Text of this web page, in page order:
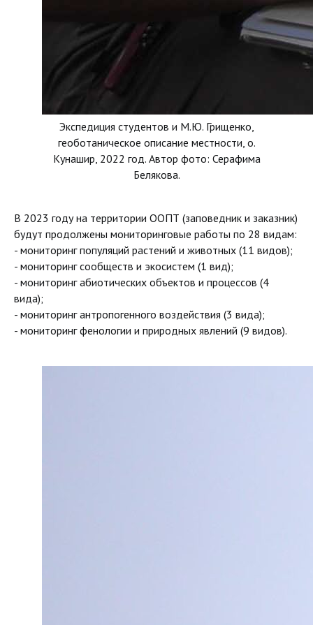
Экспедиция студентов и М.Ю. Грищенко,
геоботаническое описание местности, о.
Кунашир, 2022 год. Автор фото: Серафима
Белякова.
В 2023 году на территории ООПТ (заповедник и заказник)
будут продолжены мониторинговые работы по 28 видам:
- мониторинг популяций растений и животных (11 видов);
- мониторинг сообществ и экосистем (1 вид);
- мониторинг абиотических объектов и процессов (4
вида);
- мониторинг антропогенного воздействия (3 вида);
- мониторинг фенологии и природных явлений (9 видов).